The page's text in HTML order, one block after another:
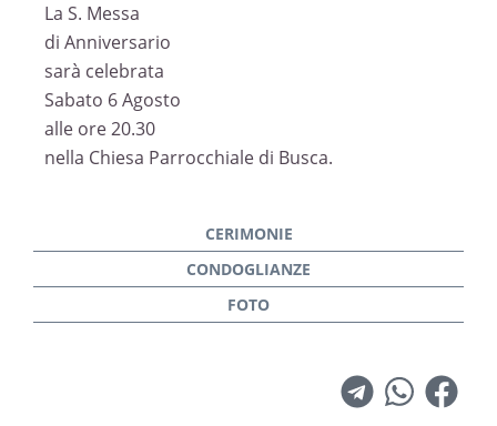
La S. Messa
di Anniversario
sarà celebrata
Sabato 6 Agosto
alle ore 20.30
nella Chiesa Parrocchiale di Busca.